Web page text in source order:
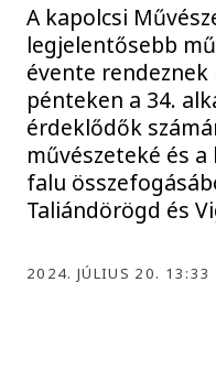
A kapolcsi
legjelentősebb
évente
pénteken a 34.
érdeklődők
művészeteké és
falu
Taliándörögd és
2024. JÚLIUS 20. 13:33